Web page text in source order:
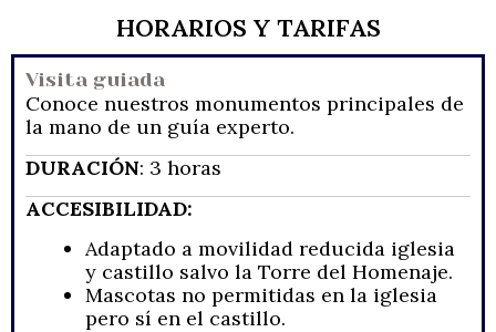
HORARIOS Y TARIFAS
Visita guiada
Conoce nuestros monumentos principales de
la mano de un guía experto.
DURACIÓN: 3 horas
ACCESIBILIDAD:
Adaptado a movilidad reducida iglesia
y castillo salvo la Torre del Homenaje.
Mascotas no permitidas en la iglesia
pero sí en el castillo.